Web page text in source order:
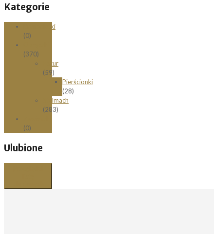
Kategorie
Bransoletki
(0)
(370)
Łazur
(59)
Pierścionki
(28)
Stelmach
(283)
(0)
Ulubione